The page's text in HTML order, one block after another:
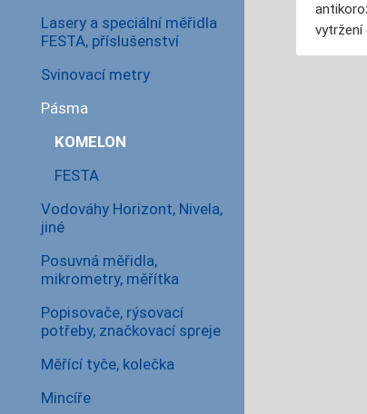
vytržení
Lasery a speciální měřidla
FESTA, příslušenství
Svinovací metry
Pásma
KOMELON
FESTA
Vodováhy Horizont, Nivela,
jiné
Posuvná měřidla,
mikrometry, měřítka
Popisovače, rýsovací
potřeby, značkovací spreje
Měřící tyče, kolečka
Mincíře